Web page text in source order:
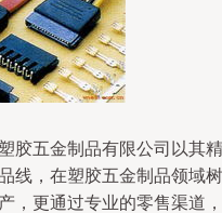
胶五金制品有限公司以其精
线，在塑胶五金制品领域树
，更通过专业的零售渠道，